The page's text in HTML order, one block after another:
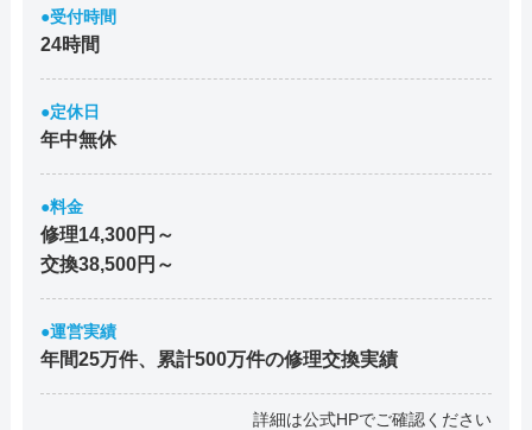
●受付時間
24時間
●定休日
年中無休
●料金
修理14,300円～
交換38,500円～
●運営実績
年間25万件、累計500万件の修理交換実績
詳細は公式HPでご確認ください